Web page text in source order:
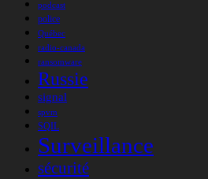
podcast
police
Québec
radio-canada
ransomware
Russie
signal
spvm
SQIL
Surveillance
sécurité